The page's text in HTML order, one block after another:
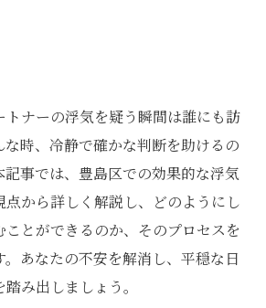
ナーの浮気を疑う瞬間は誰にも訪
時、冷静で確かな判断を助けるの
事では、豊島区での効果的な浮気
点から詳しく解説し、どのようにし
ことができるのか、そのプロセスを
あなたの不安を解消し、平穏な日
み出しましょう。